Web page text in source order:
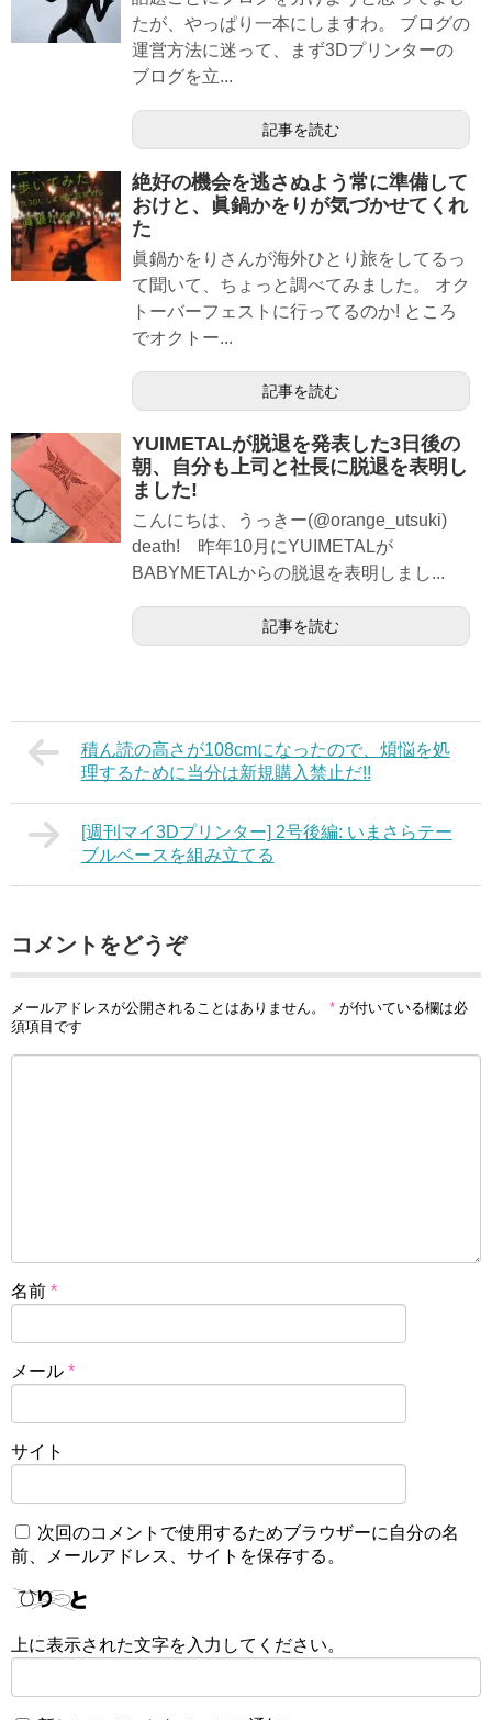
たが、やっぱり一本にしますわ。 ブログの
運営方法に迷って、まず3Dプリンターの
ブログを立...
記事を読む
絶好の機会を逃さぬよう常に準備して
おけと、眞鍋かをりが気づかせてくれ
た
眞鍋かをりさんが海外ひとり旅をしてるっ
て聞いて、ちょっと調べてみました。 オク
トーバーフェストに行ってるのか! ところ
でオクトー...
記事を読む
YUIMETALが脱退を発表した3日後の
朝、自分も上司と社長に脱退を表明し
ました!
こんにちは、うっきー(@orange_utsuki)
death! 昨年10月にYUIMETALが
BABYMETALからの脱退を表明しまし...
記事を読む
積ん読の高さが108cmになったので、煩悩を処
理するために当分は新規購入禁止だ!!
[週刊マイ3Dプリンター] 2号後編: いまさらテー
ブルベースを組み立てる
コメントをどうぞ
メールアドレスが公開されることはありません。 * が付いている欄は必
須項目です
名前 *
メール *
サイト
次回のコメントで使用するためブラウザーに自分の名
前、メールアドレス、サイトを保存する。
上に表示された文字を入力してください。